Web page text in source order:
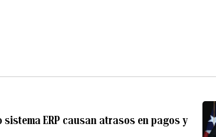
ERP causan atrasos en pagos y